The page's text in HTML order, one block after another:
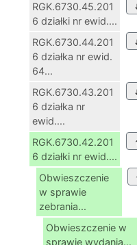
RGK.6730.45.201
6 działki nr ewid....
RGK.6730.44.201
6 działka nr ewid.
64...
RGK.6730.43.201
6 działka nr
ewid....
RGK.6730.42.201
6 działki nr ewid....
Obwieszczenie
w sprawie
zebrania...
Obwieszczenie w
sprawie wydania...